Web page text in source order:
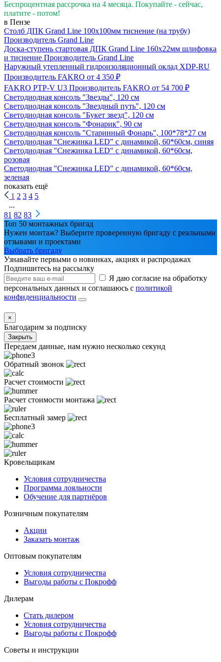
Беспроцентная рассрочка на 4 месяца. Покупайте - сейчас,
платите - потом!
в Пензе
Столб ДПК Grand Line 100х100мм тиснение (на трубу)
Производитель Grand Line
Доска-ступень стартовая ДПК Grand Line 160х22мм шлифовка
и тиснение Производитель Grand Line
Наружный утепленный гидроизоляционный оклад XDP-RU
Производитель FAKRO от 4 350 ₽
FAKRO PTP-V U3 Производитель FAKRO от 54 700 ₽
Светодиодная консоль "Звезды", 120 см
Светодиодная консоль "Звездный путь", 120 см
Светодиодная консоль "Букет звезд", 120 см
Светодиодная консоль "Фонарик", 90 см
Светодиодная консоль "Старинный Фонарь", 100*78*27 см
Светодиодная "Снежинка LED" с динамикой, 60*60см, синяя
Светодиодная "Снежинка LED" с динамикой, 60*60см,
розовая
Светодиодная "Снежинка LED" с динамикой, 60*60см,
зеленая
показать ещё
1 2 3 4 5
...
81 82 83
Топ 50 монтажных бригад
Нужен монтаж? Выберите проверенную бригаду с реальными
отзывами и проектами
Выбрать бригаду
Узнавайте первыми о новинках, акциях и распродажах
Подпишитесь на рассылку
Я даю согласие на обработку
персональных данных и соглашаюсь с политикой
конфиденциальности
×
Благодарим за подписку
Закрыть
Передаем данные, нам нужно несколько секунд
Обратный звонок
Расчет стоимости
Расчет стоимости монтажа
Бесплатный замер
Кровельщикам
Условия сотрудничества
Программа лояльности
Обучение для партнёров
Розничным покупателям
Акции
Заказать монтаж
Оптовым покупателям
Условия сотрудничества
Выгоды работы с Покрофф
Дилерам
Стать дилером
Условия сотрудничества
Выгоды работы с Покрофф
Советы и инструкции